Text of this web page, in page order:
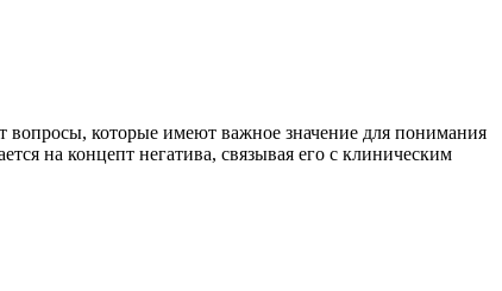
которые имеют важное значение для понимания
на концепт негатива, связывая его с клиническим